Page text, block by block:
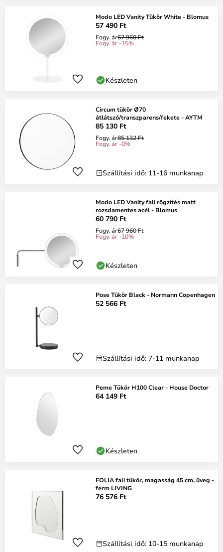
Modo LED Vanity Tükör White - Blomus
57 490 Ft
Fogy. ár67 960 Ft
Fogy. ár -15%
Készleten
Circum tükör Ø70
átlátszó/transzparens/fekete - AYTM
85 130 Ft
Fogy. ár85 132 Ft
Fogy. ár -0%
Szállítási idő: 11-16 munkanap
Modo LED Vanity fali rögzítés matt
rozsdamentes acél - Blomus
60 790 Ft
Fogy. ár67 960 Ft
Fogy. ár -10%
Készleten
Pose Tükör Black - Normann Copenhagen
52 566 Ft
Szállítási idő: 7-11 munkanap
Peme Tükör H100 Clear - House Doctor
64 149 Ft
Készleten
FOLIA fali tükör, magasság 45 cm, üveg -
ferm LIVING
76 576 Ft
Szállítási idő: 10-15 munkanap